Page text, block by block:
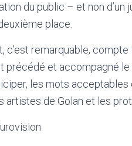
du public – et non
place.
c’est remarquable,
précédé et accompagné
les mots acceptables
de Golan et les